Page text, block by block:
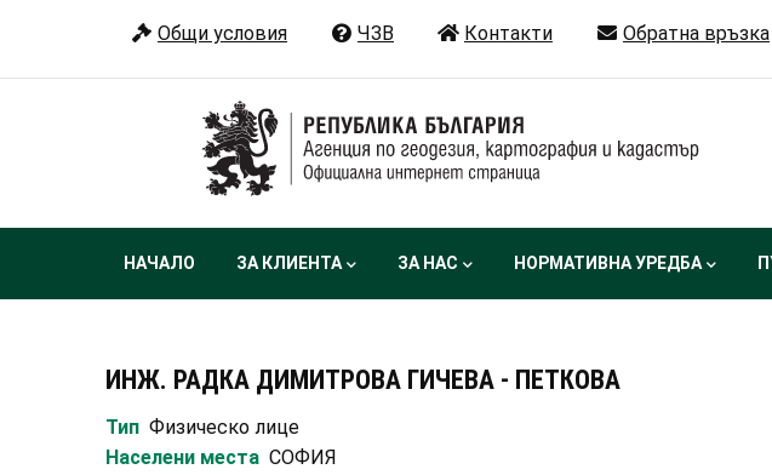
основното
Общи условия ЧЗВ Контакти Обратна връзка
Main
НАЧАЛО ЗА КЛИЕНТА ЗА НАС НОРМАТИВНА УРЕДБА
ИНЖ. РАДКА ДИМИТРОВА ГИЧЕВА - ПЕТКОВА
Тип Физическо лице
Населени места СОФИЯ